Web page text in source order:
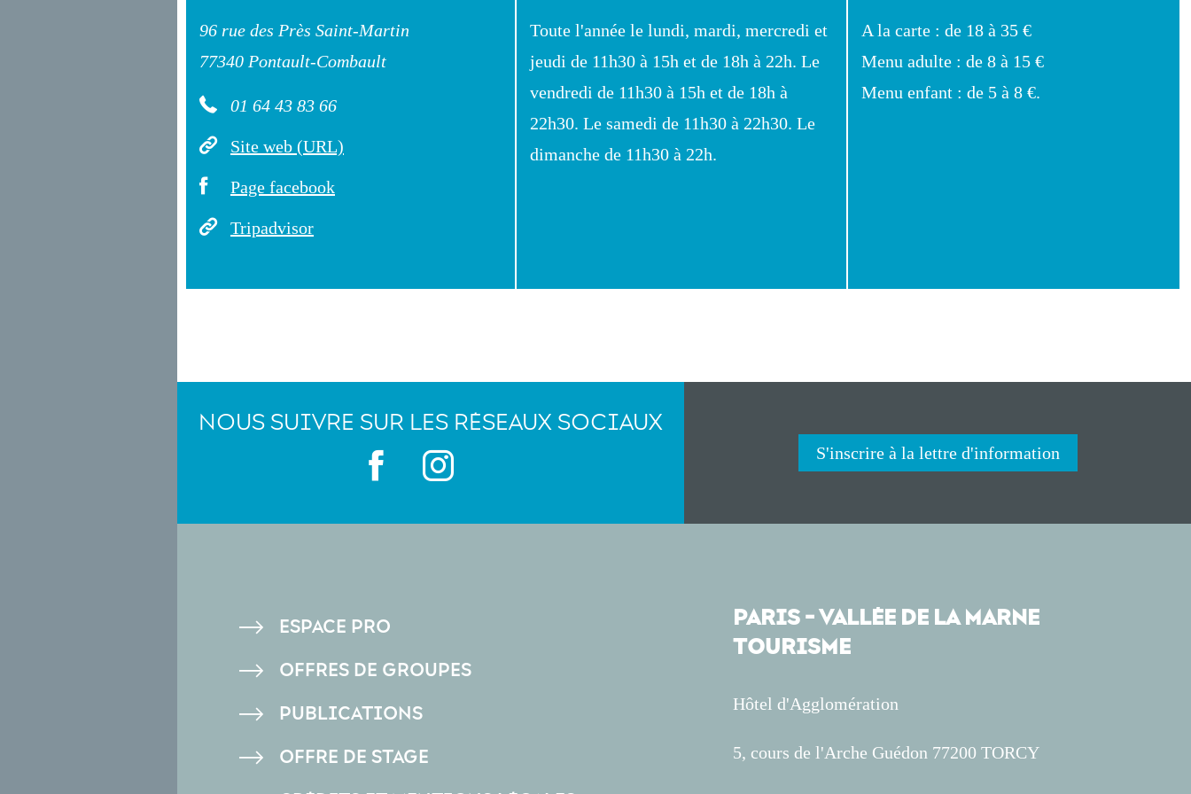
96 rue des Près Saint-Martin
77340 Pontault-Combault
01 64 43 83 66
Site web (URL)
Page facebook
Tripadvisor
Toute l'année le lundi, mardi, mercredi et
jeudi de 11h30 à 15h et de 18h à 22h. Le
vendredi de 11h30 à 15h et de 18h à
22h30. Le samedi de 11h30 à 22h30. Le
dimanche de 11h30 à 22h.
A la carte : de 18 à 35 €
Menu adulte : de 8 à 15 €
Menu enfant : de 5 à 8 €.
NOUS SUIVRE SUR LES RÉSEAUX SOCIAUX
S'inscrire à la lettre d'information
PIED
DE
ESPACE PRO
OFFRES DE GROUPES
PUBLICATIONS
OFFRE DE STAGE
PARIS - VALLÉE DE LA MARNE
TOURISME
Hôtel d'Agglomération
5, cours de l'Arche Guédon 77200 TORCY